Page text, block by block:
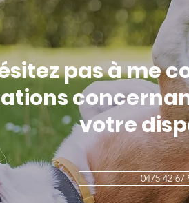
pas à me
votre
0475 42 67